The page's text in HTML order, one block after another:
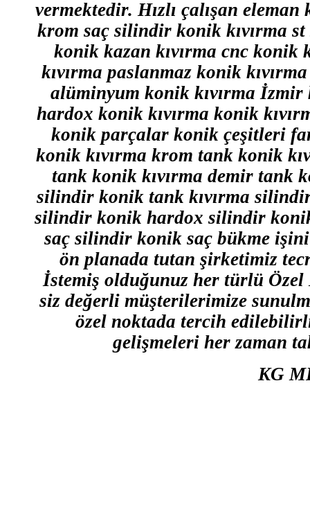
vermektedir. Hızlı çalışan
krom saç silindir konik kıvırma
konik kazan kıvırma cnc konik
kıvırma paslanmaz konik
alüminyum konik kıvırma İzmir
hardox konik kıvırma konik
konik parçalar konik çeşitleri
konik kıvırma krom tank konik
tank konik kıvırma demir tank
silindir konik tank kıvırma
silindir konik hardox silindir
saç silindir konik saç bükme işini
ön planada tutan şirketimiz
İstemiş olduğunuz her türlü
siz değerli müşterilerimize
özel noktada tercih
gelişmeleri her zaman
KG